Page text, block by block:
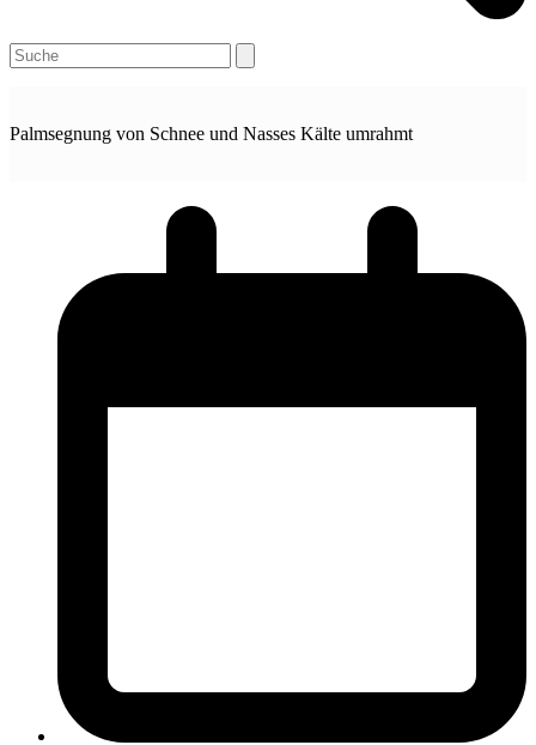
Open
mobile
Close
mobile
Search
Palmsegnung von Schnee und Nasses Kälte umrahmt